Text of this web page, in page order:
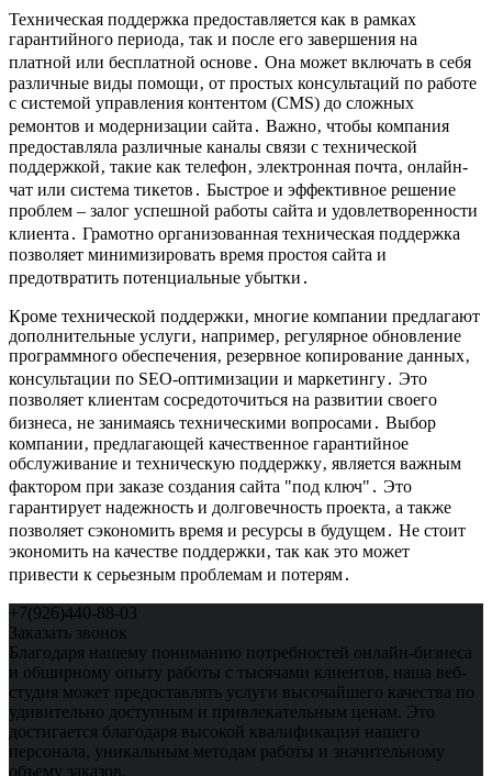
Техническая поддержка предоставляется как в рамках
гарантийного периода‚ так и после его завершения на
платной или бесплатной основе․ Она может включать в себя
различные виды помощи‚ от простых консультаций по работе
с системой управления контентом (CMS) до сложных
ремонтов и модернизации сайта․ Важно‚ чтобы компания
предоставляла различные каналы связи с технической
поддержкой‚ такие как телефон‚ электронная почта‚ онлайн-
чат или система тикетов․ Быстрое и эффективное решение
проблем – залог успешной работы сайта и удовлетворенности
клиента․ Грамотно организованная техническая поддержка
позволяет минимизировать время простоя сайта и
предотвратить потенциальные убытки․
Кроме технической поддержки‚ многие компании предлагают
дополнительные услуги‚ например‚ регулярное обновление
программного обеспечения‚ резервное копирование данных‚
консультации по SEO-оптимизации и маркетингу․ Это
позволяет клиентам сосредоточиться на развитии своего
бизнеса‚ не занимаясь техническими вопросами․ Выбор
компании‚ предлагающей качественное гарантийное
обслуживание и техническую поддержку‚ является важным
фактором при заказе создания сайта "под ключ"․ Это
гарантирует надежность и долговечность проекта‚ а также
позволяет сэкономить время и ресурсы в будущем․ Не стоит
экономить на качестве поддержки‚ так как это может
привести к серьезным проблемам и потерям․
+7(926)440-88-03
Заказать звонок
Благодаря нашему пониманию потребностей онлайн-бизнеса
и обширному опыту работы с тысячами клиентов, наша веб-
студия может предоставлять услуги высочайшего качества по
удивительно доступным и привлекательным ценам. Это
достигается благодаря высокой квалификации нашего
персонала, уникальным методам работы и значительному
объему заказов.